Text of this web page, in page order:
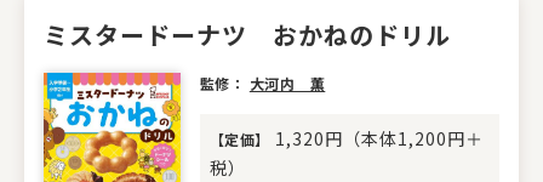
ミスタードーナツ おかねのドリル
監修： 大河内 薫
【定価】
1,320円（本体1,200円＋
税）